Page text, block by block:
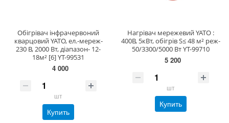
Обігрівач інфрачервоний
кварцовий YATO, ел.-мереж-
230 В, 2000 Вт, діапазон- 12-
18м² [6] YT-99531
4 000
шт
Купить
Нагрівач мережевий YATO :
400В, 5кВт, обігрів S≤ 48 м² реж-
50/3300/5000 Вт YT-99710
5 200
шт
Купить